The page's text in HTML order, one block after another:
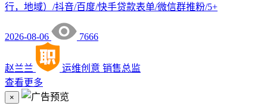
行，地域）/抖音/百度/快手贷款表单/微信群推粉/5+
2026-08-06 7666
赵兰兰 运维创意 销售总监
查看更多
×